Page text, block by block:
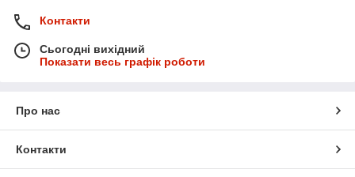
Контакти
Сьогодні вихідний
Показати весь графік роботи
Про нас
Контакти